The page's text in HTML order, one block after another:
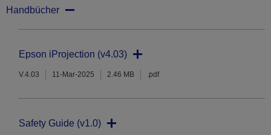
Handbücher
Epson iProjection (v4.03)
V.4.03 11-Mar-2025 2.46 MB .pdf
Safety Guide (v1.0)